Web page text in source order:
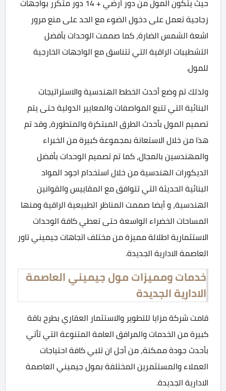
حيث يتكون المول من دور أرضي + 14 دور متكرر بواجهات
زجاجية تعمل على دخول الضوء مع الحد على منع مرور
اشعة الشمس الضارة، كما صممت الوحدات بأفضل
التشطيبات الراقية التي تتناسق مع الواجهات الخارجية
للمول.
ولذلك تم وضع أحدث الخطط الهندسية والاستراتيجات
البنائية التي تتبع المواصفات والمعايير الدولية حتى يتم
تصميم المول بأحدث الطرق المبتكرة والمتطورة، وقد تم
هذا من خلال الاستعانة بمجموعة كبيرة من الخبراء
والمهندسين بالمجال، كما تم تصميم الوحدات بأفضل
الديكورات الهندسية من خلال استخدام اجود المواد
البنائية الحديثة التي تتوافق مع المقاييس والقوانين
الهندسية، و أيضا صممت المناظر الطبيعية الراقية ومنها
المساحات الخضراء الواسعة حتى تعطي كافة الوحدات
الاستثمارية اطلالة مميزة من مختلف اتجاهات جيميني تاور
العاصمة الادارية الجديدة.
خدمات ومميزات مول جيميني العاصمة
الادارية الجديدة
قامت شركة مزايا للتطوير والاستثمار العقاري بطرح باقة
كبيرة من الخدمات والمرافق العامة المتنوعة التي تأتي
بأحدث جودة ممكنة، من أجل ان تلبي كافة احتياجات
العملاء والمستثمرين المختلفة بمول جيميني العاصمة
الادارية الجديدة.